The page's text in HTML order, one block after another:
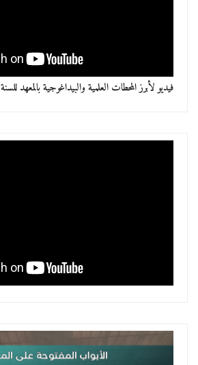
فيديو لأبرز المحطات العلمية والبيداغوجية بالمعهد للسنة 2024-2025